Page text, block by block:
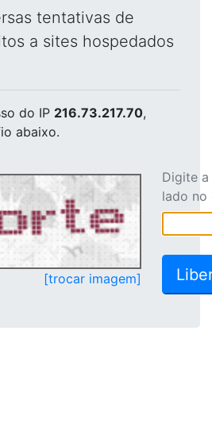
tentativas de
a sites hospedados
do IP 216.73.217.70,
abaixo.
[trocar imagem]
Digite
lado no